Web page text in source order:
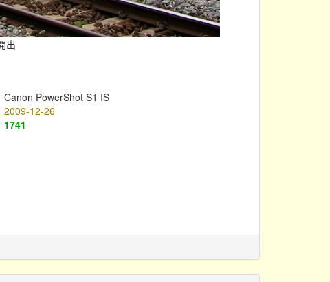
出
Canon PowerShot S1 IS
2009-12-26
1741